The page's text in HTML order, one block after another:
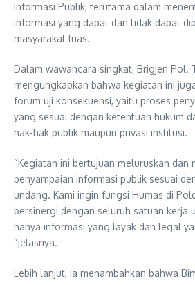
Informasi Publik, terutama dalam
informasi yang dapat dan tidak dapat
masyarakat luas.
Dalam wawancara singkat, Brigjen Pol.
mengungkapkan bahwa kegiatan ini
forum uji konsekuensi, yaitu proses
yang sesuai dengan ketentuan hukum
hak-hak publik maupun privasi institusi.
“Kegiatan ini bertujuan meluruskan dan
penyampaian informasi publik sesuai
undang. Kami ingin fungsi Humas di
bersinergi dengan seluruh satuan kerja
hanya informasi yang layak dan legal
“jelasnya.
Lebih lanjut, ia menambahkan bahwa